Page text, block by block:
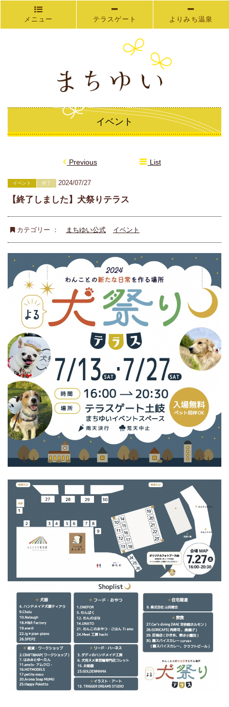
メニュー テラスゲート よりみち温泉
イベント
Previous List
イベント 終了 2024/07/27
【終了しました】犬祭りテラス
カテゴリー ： まちゆい公式 イベント